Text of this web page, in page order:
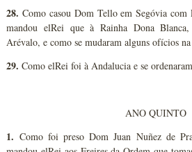
28. Como casou Dom Tello em Segóvia com
mandou elRei que à Rainha Dona
Arévalo, e como se mudaram alguns ofícios na
29. Como elRei foi à Andalucia e se
ANO QUINTO
1. Como foi preso Dom Juan Nuñez de